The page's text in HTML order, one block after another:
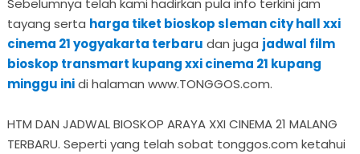
Sebelumnya telah kami hadirkan pula info terkini jam
tayang serta harga tiket bioskop sleman city hall xxi
cinema 21 yogyakarta terbaru dan juga jadwal film
bioskop transmart kupang xxi cinema 21 kupang
minggu inidi halaman www.TONGGOS.com.
HTM DAN JADWAL BIOSKOP ARAYA XXI CINEMA 21 MALANG
TERBARU. Seperti yang telah sobat tonggos.com ketahui